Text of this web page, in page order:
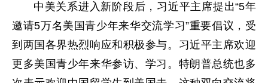
中美关系进入新阶段后，习近平主席提出“5年
邀请5万名美国青少年来华交流学习”重要倡议，受
到两国各界热烈响应和积极参与。习近平主席欢迎
更多美国青少年来华参访、学习。特朗普总统也多